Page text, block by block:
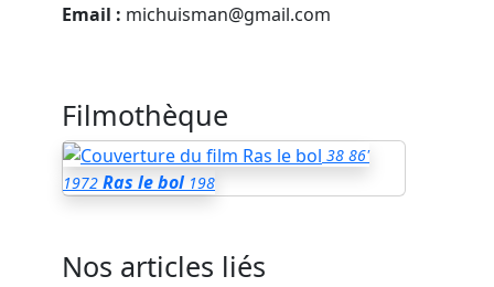
Email : michuisman@gmail.com
Filmothèque
38 86'
1972 Ras le bol 198
Nos articles liés